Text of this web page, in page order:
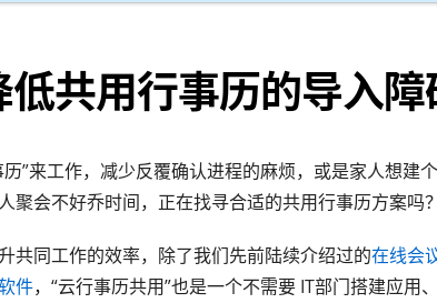
共用行事历的导入障
”来工作，减少反覆确认进程的麻烦，或是家人想建个
聚会不好乔时间，正在找寻合适的共用行事历方案吗？
共同工作的效率，除了我们先前陆续介绍过的在线会
件，“云行事历共用”也是一个不需要 IT部门搭建应用